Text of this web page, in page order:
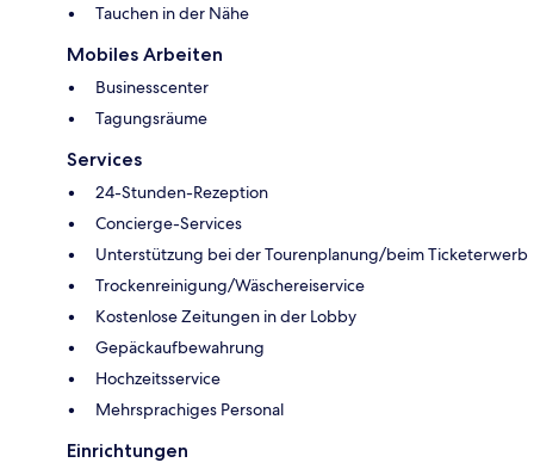
Tauchen in der Nähe
Mobiles Arbeiten
Businesscenter
Tagungsräume
Services
24-Stunden-Rezeption
Concierge-Services
Unterstützung bei der Tourenplanung/beim Ticketerwerb
Trockenreinigung/Wäschereiservice
Kostenlose Zeitungen in der Lobby
Gepäckaufbewahrung
Hochzeitsservice
Mehrsprachiges Personal
Einrichtungen